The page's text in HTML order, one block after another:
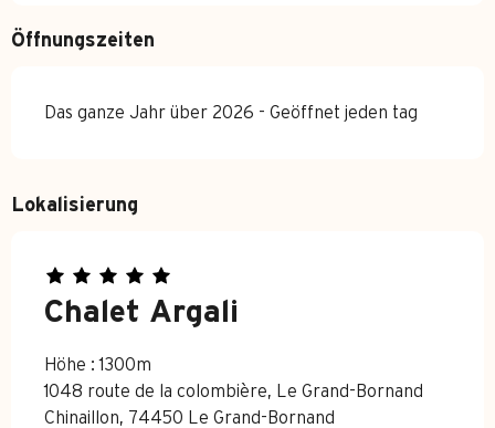
Öffnungszeiten
Das ganze Jahr über 2026 - Geöffnet jeden tag
Lokalisierung
Chalet Argali
Höhe : 1300m
1048 route de la colombière, Le Grand-Bornand
Chinaillon, 74450 Le Grand-Bornand